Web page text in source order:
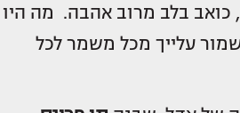
כואב בלב מרוב אהבה. מה היו
עלייך מכל משמר לכל